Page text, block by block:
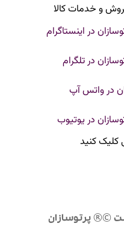
و خدمات کالا
در اینستاگرام
در تلگرام
واتس آپ
در یوتیوب
کنید
پرتوسازان